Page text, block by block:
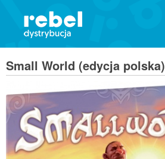
Small World (edycja polska)